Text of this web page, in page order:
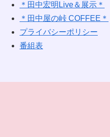
＊田中宏明Live＆展示＊
＊田中屋の峠 COFFEE＊
プライバシーポリシー
番組表